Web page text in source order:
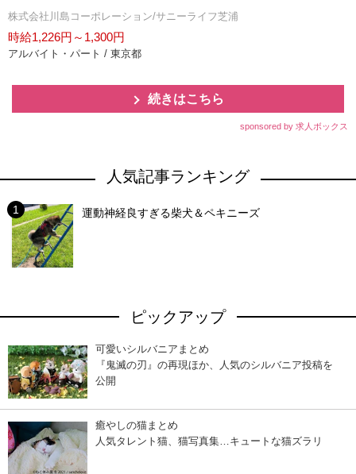
株式会社川島コーポレーション/サニーライフ芝浦
時給1,226円～1,300円
アルバイト・パート / 東京都
続きはこちら
sponsored by 求人ボックス
人気記事ランキング
運動神経良すぎる柴犬＆ペキニーズ
ピックアップ
可愛いシルバニアまとめ
『鬼滅の刃』の再現ほか、人気のシルバニア投稿を
公開
癒やしの猫まとめ
人気タレント猫、猫写真集…キュートな猫ズラリ